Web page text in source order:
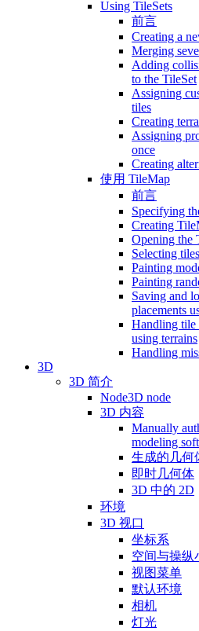
Using TileSets
前言
Creating a
Merging
Adding
to the TileSet
Assigning
tiles
Creating
Assigning
once
Creating
使用 TileMap
前言
Specifying
Creating
Opening the
Selecting
Painting
Painting
Saving and
placements
Handling tile
using terrains
Handling
3D
3D 简介
Node3D node
3D 内容
Manually
modeling
生成的几何
即时几何体
3D 中的 2D
环境
3D 视口
坐标系
空间与操纵
视图菜单
默认环境
相机
灯光